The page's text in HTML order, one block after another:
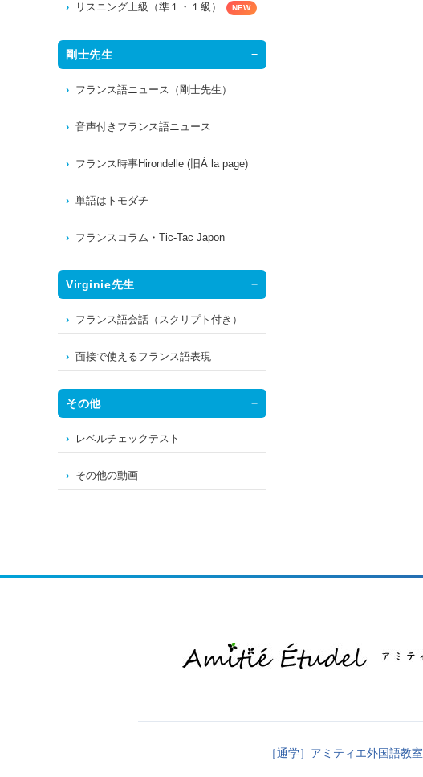
リスニング上級（準１・１級） NEW
剛士先生
フランス語ニュース（剛士先生）
音声付きフランス語ニュース
フランス時事Hirondelle (旧À la page)
単語はトモダチ
フランスコラム・Tic-Tac Japon
Virginie先生
フランス語会話（スクリプト付き）
面接で使えるフランス語表現
その他
レベルチェックテスト
その他の動画
［通学］アミティエ外国語教室